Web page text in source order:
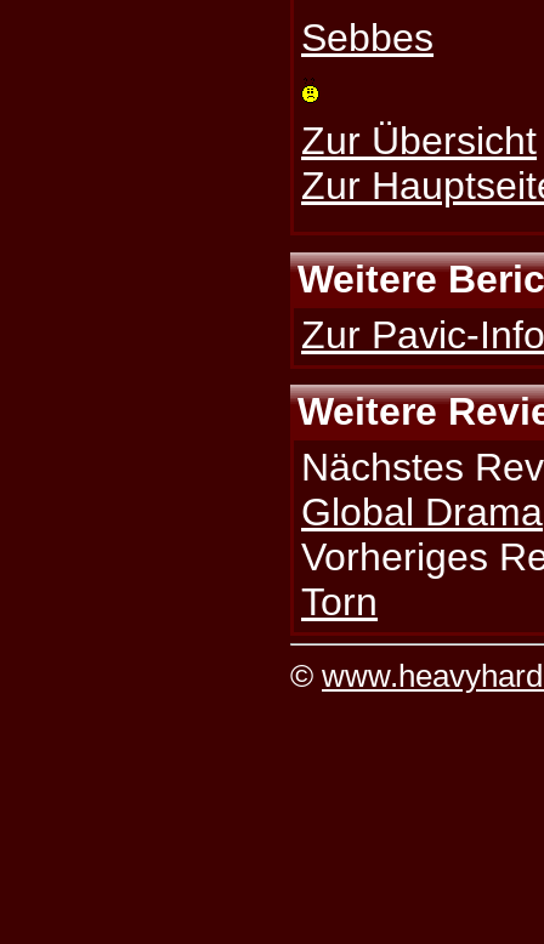
Sebbes
Zur Übersicht
Zur
Weitere
Zur Pavic-
Weitere
Nächstes
Global Drama
Vorheriges
Torn
©